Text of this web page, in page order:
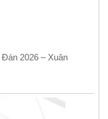
2026 – Xuân